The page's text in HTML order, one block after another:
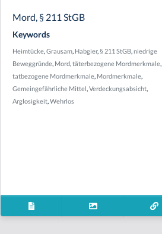
Mord, § 211 StGB
Keywords
Heimtücke,Grausam, Habgier,§ 211 StGB,niedrige
Beweggründe, Mord,täterbezogene Mordmerkmale,
tatbezogene Mordmerkmale, Mordmerkmale,
Gemeingefährliche Mittel,Verdeckungsabsicht,
Arglosigkeit,Wehrlos